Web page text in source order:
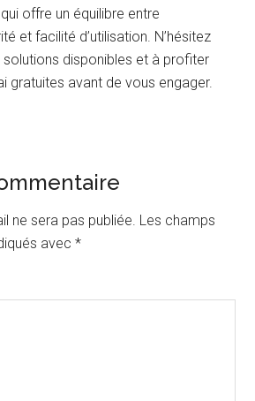
offre un équilibre entre
et facilité d’utilisation. N’hésitez
disponibles et à profiter
gratuites avant de vous engager.
ne sera pas publiée. Les champs
avec*